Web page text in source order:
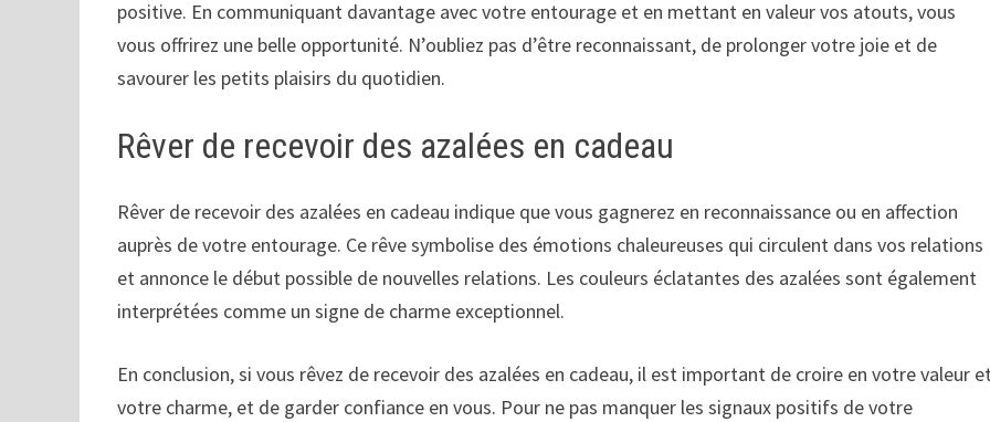
positive. En communiquant davantage avec votre entourage et en mettant en valeur vos atouts, vous
vous offrirez une belle opportunité. N’oubliez pas d’être reconnaissant, de prolonger votre joie et de
savourer les petits plaisirs du quotidien.
Rêver de recevoir des azalées en cadeau
Rêver de recevoir des azalées en cadeau indique que vous gagnerez en reconnaissance ou en affection
auprès de votre entourage. Ce rêve symbolise des émotions chaleureuses qui circulent dans vos relations
et annonce le début possible de nouvelles relations. Les couleurs éclatantes des azalées sont également
interprétées comme un signe de charme exceptionnel.
En conclusion, si vous rêvez de recevoir des azalées en cadeau, il est important de croire en votre valeur
votre charme, et de garder confiance en vous. Pour ne pas manquer les signaux positifs de votre